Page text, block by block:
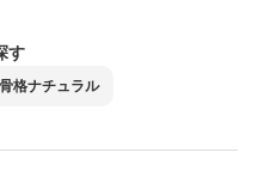
す
骨格ナチュラル